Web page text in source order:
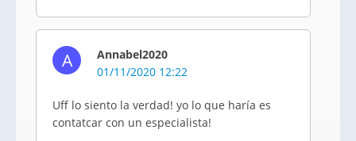
A
Annabel2020
01/11/2020 12:22
Uff lo siento la verdad! yo lo que haría es
contatcar con un especialista!